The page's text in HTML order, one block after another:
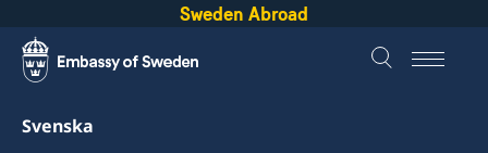
Sweden Abroad
Svenska